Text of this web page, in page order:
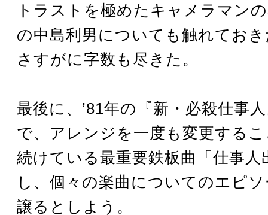
トラストを極めたキャメラマン
の中島利男についても触れてお
さすがに字数も尽きた。
最後に、’81年の『新・必殺仕事
で、アレンジを一度も変更する
続けている最重要鉄板曲「仕事人
し、個々の楽曲についてのエピ
譲るとしよう。